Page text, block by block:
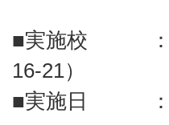
■実施校 ：調
16-21）
■実施日 ：